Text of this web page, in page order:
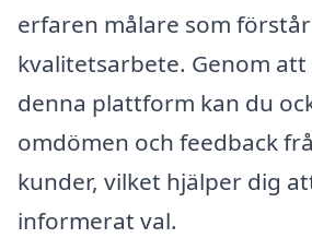
erfaren målare som
kvalitetsarbete. Genom att
denna plattform kan du
omdömen och feedback
kunder, vilket hjälper dig
informerat val.